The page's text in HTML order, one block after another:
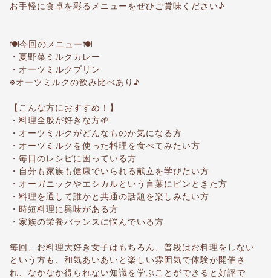
お手軽に食卓を彩るメニューをぜひご賞味ください♪
🍽今回のメニュー🍽
・夏野菜ミルクカレー
・オーツミルクプリン
※オーツミルクの飲み比べあり♪
【こんな方におすすめ！】
・料理全般が好きな方🌱
・オーツミルクがどんなものか気になる方
・オーツミルクを使った料理を食べてみたい方
・毎日のレシピに困っている方
・自分も家族も健康でいられる献立を学びたい方
・オーガニックやエシカルという言葉にピンときた方
・料理を通して誰かと共通の話題を楽しみたい方
・時短料理に興味がある方
・家族の栄養バランスに悩んでいる方
毎回、お料理大好き女子はもちろん、普段はお料理をしない
という方も、和気あいあいと楽しい雰囲気で体験が開催さ
れ、なかなか得られない知識を学ぶことができると好評で